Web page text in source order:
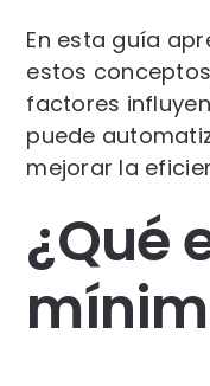
En esta guía
estos
factores
puede
mejorar la
¿Qué